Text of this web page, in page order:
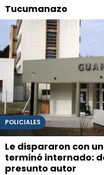
Tucumanazo
POLICIALES
Le dispararon con
terminó internado:
presunto autor